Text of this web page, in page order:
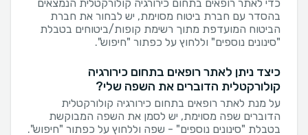
כדי לאתר רופאים בתחום כירורגיה קולורקטלית הנמצאים
בהסדר עם חברת ביטוח מסוימת, יש לבחור את חברת
הביטוח המועדפת מתוך רשימת קופות/ביטוחים בטבלת
"סינונים נוספים" וללחוץ על כפתור "חיפוש".
כיצד ניתן לאתר רופאים בתחום כירורגיה
קולורקטלית הדוברים את השפה שלי?
על מנת לאתר רופאים בתחום כירורגיה קולורקטלית
הדוברים שפה מסוימת, יש לסמן את השפה המבוקשת
בטבלת "סינונים נוספים" - שפה וללחוץ על כפתור "חיפוש".